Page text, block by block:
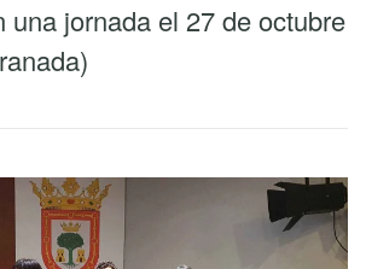
una jornada el 27 de octubre